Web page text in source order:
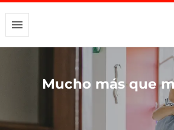
Mucho más que